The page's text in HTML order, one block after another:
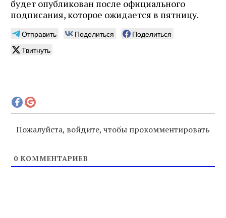
будет опубликован после официального
подписания, которое ожидается в пятницу.
Отправить Поделиться
Поделиться
Твитнуть
Пожалуйста, войдите, чтобы прокомментировать
0 КОММЕНТАРИЕВ
Подпишитесь на рассылку журнала ЛЕХАИМ и получайте
почте
Подписаться